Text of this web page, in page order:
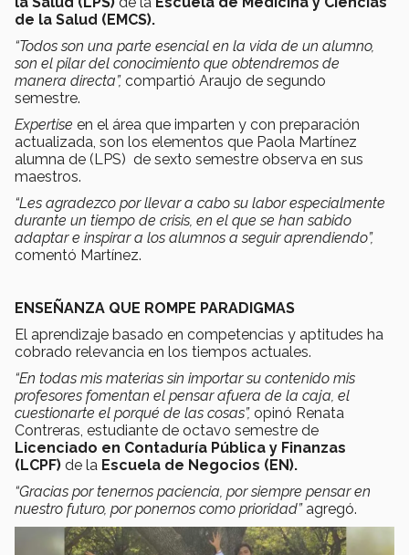
de la Salud (EMCS).
“Todos son una parte esencial en la vida de un alumno,
son el pilar del conocimiento que obtendremos de
manera directa”, compartió Araujo de segundo
semestre.
Expertise en el área que imparten y con preparación
actualizada, son los elementos que Paola Martínez
alumna de (LPS) de sexto semestre observa en sus
maestros.
“Les agradezco por llevar a cabo su labor especialmente
durante un tiempo de crisis, en el que se han sabido
adaptar e inspirar a los alumnos a seguir aprendiendo”,
comentó Martínez.
ENSEÑANZA QUE ROMPE PARADIGMAS
El aprendizaje basado en competencias y aptitudes ha
cobrado relevancia en los tiempos actuales.
“En todas mis materias sin importar su contenido mis
profesores fomentan el pensar afuera de la caja, el
cuestionarte el porqué de las cosas”, opinó Renata
Contreras, estudiante de octavo semestre de
Licenciado en Contaduría Pública y Finanzas
(LCPF) de la Escuela de Negocios (EN).
“Gracias por tenernos paciencia, por siempre pensar en
nuestro futuro, por ponernos como prioridad” agregó.